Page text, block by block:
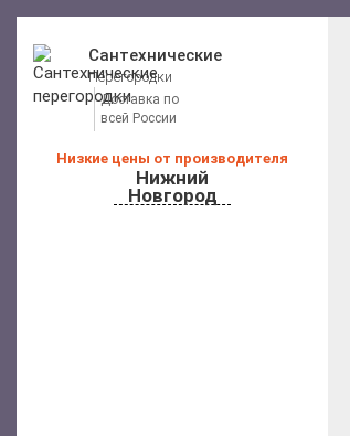
Сантехнические
Перегородки
Доставка по
всей России
Низкие цены от производителя
Нижний
Новгород